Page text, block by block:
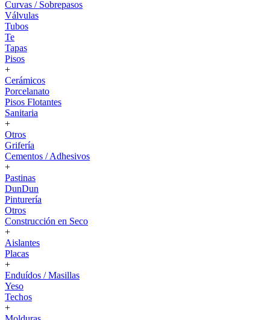
Curvas / Sobrepasos
Válvulas
Tubos
Te
Tapas
Pisos
+
Cerámicos
Porcelanato
Pisos Flotantes
Sanitaria
+
Otros
Grifería
Cementos / Adhesivos
+
Pastinas
DunDun
Pinturería
Otros
Construcción en Seco
+
Aislantes
Placas
+
Enduídos / Masillas
Yeso
Techos
+